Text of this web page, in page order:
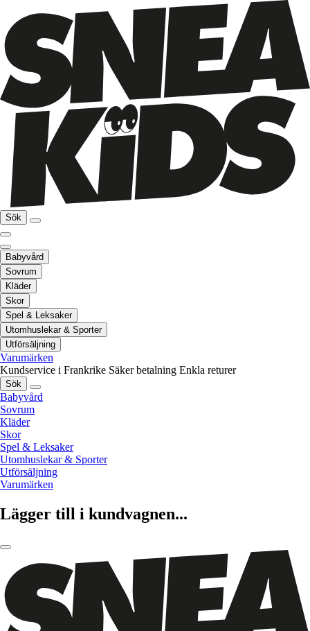
Sök
Babyvård
Sovrum
Kläder
Skor
Spel & Leksaker
Utomhuslekar & Sporter
Utförsäljning
Varumärken
Kundservice i Frankrike Säker betalning Enkla returer
Sök
Babyvård
Sovrum
Kläder
Skor
Spel & Leksaker
Utomhuslekar & Sporter
Utförsäljning
Varumärken
Lägger till i kundvagnen...